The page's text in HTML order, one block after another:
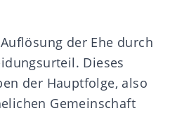
der Ehe durch
Dieses
der Hauptfolge, also
Gemeinschaft